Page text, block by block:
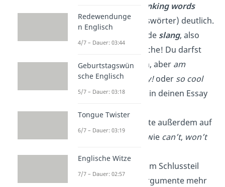
linking words
(Verknüpfungswörter) deutlich.
Vermeide slang, also
Umgangssprache! Du darfst
kreativ werden, aber am
I right?, no way!oder so cool
gehören
in deinen Essay
Tipp 3:
Verzichte außerdem auf
wie can’t, won’t
Bringe im Schlussteil
keine neuen Argumente mehr
Redewendunge
n Englisch
4/7 – Dauer: 03:44
Geburtstagswün
sche Englisch
5/7 – Dauer: 03:18
Tongue Twister
6/7 – Dauer: 03:19
Englische Witze
7/7 – Dauer: 02:57